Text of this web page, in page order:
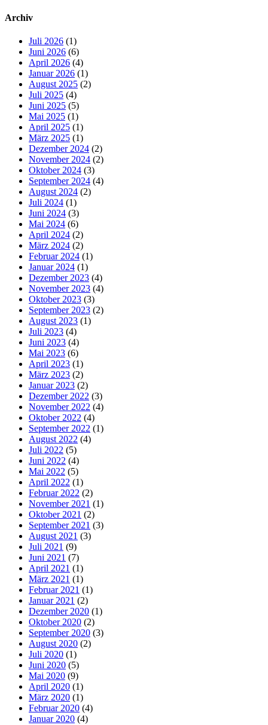
Archiv
Juli 2026 (1)
Juni 2026 (6)
April 2026 (4)
Januar 2026 (1)
August 2025 (2)
Juli 2025 (4)
Juni 2025 (5)
Mai 2025 (1)
April 2025 (1)
März 2025 (1)
Dezember 2024 (2)
November 2024 (2)
Oktober 2024 (3)
September 2024 (4)
August 2024 (2)
Juli 2024 (1)
Juni 2024 (3)
Mai 2024 (6)
April 2024 (2)
März 2024 (2)
Februar 2024 (1)
Januar 2024 (1)
Dezember 2023 (4)
November 2023 (4)
Oktober 2023 (3)
September 2023 (2)
August 2023 (1)
Juli 2023 (4)
Juni 2023 (4)
Mai 2023 (6)
April 2023 (1)
März 2023 (2)
Januar 2023 (2)
Dezember 2022 (3)
November 2022 (4)
Oktober 2022 (4)
September 2022 (1)
August 2022 (4)
Juli 2022 (5)
Juni 2022 (4)
Mai 2022 (5)
April 2022 (1)
Februar 2022 (2)
November 2021 (1)
Oktober 2021 (2)
September 2021 (3)
August 2021 (3)
Juli 2021 (9)
Juni 2021 (7)
April 2021 (1)
März 2021 (1)
Februar 2021 (1)
Januar 2021 (2)
Dezember 2020 (1)
Oktober 2020 (2)
September 2020 (3)
August 2020 (2)
Juli 2020 (1)
Juni 2020 (5)
Mai 2020 (9)
April 2020 (1)
März 2020 (1)
Februar 2020 (4)
Januar 2020 (4)